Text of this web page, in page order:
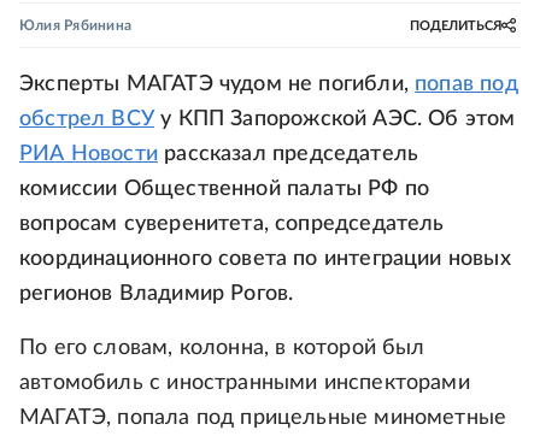
Юлия Рябинина ПОДЕЛИТЬСЯ
Эксперты МАГАТЭ чудом не погибли, попав под
обстрел ВСУу КПП Запорожской АЭС. Об этом
РИА Новостирассказал председатель
комиссии Общественной палаты РФ по
вопросам суверенитета, сопредседатель
координационного совета по интеграции новых
регионов Владимир Рогов.
По его словам, колонна, в которой был
автомобиль с иностранными инспекторами
МАГАТЭ, попала под прицельные минометные